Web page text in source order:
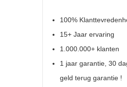
100%
15+ Jaar ervaring
1.000.000+ klanten
1 jaar garantie, 30
geld terug garantie !